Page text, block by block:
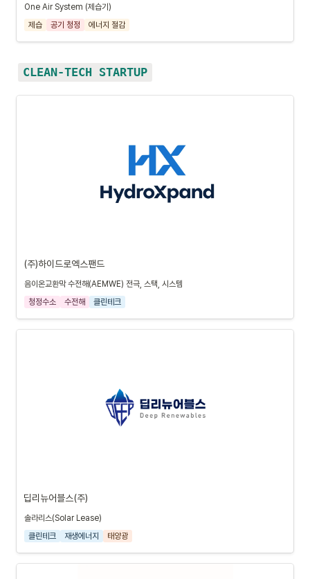
One Air System (제습기)
제습
공기 청정 에너지 절감
CLEAN-TECH STARTUP
(주)하이드로엑스팬드
음이온교환막 수전해(AEMWE) 전극, 스택, 시스템
청정수소
수전해 클린테크
딥리뉴어블스(주)
솔라리스(Solar Lease)
클린테크
재생에너지 태양광